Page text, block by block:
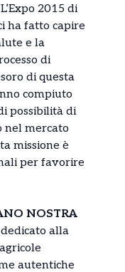
2015 di
ha fatto capire
e la
di
di questa
compiuto
possibilità di
nel mercato
missione è
per favorire
NOSTRA
alla
autentiche